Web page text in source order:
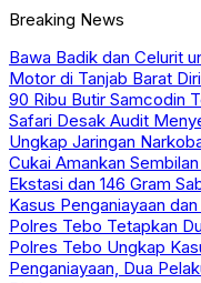
Breaking News
Bawa Badik dan Celurit
Motor di Tanjab Barat
90 Ribu Butir Samcodin
Safari Desak Audit
Ungkap Jaringan
Cukai Amankan
Ekstasi dan 146 Gram
Kasus Penganiayaan
Polres Tebo Tetapkan
Polres Tebo Ungkap
Penganiayaan, Dua